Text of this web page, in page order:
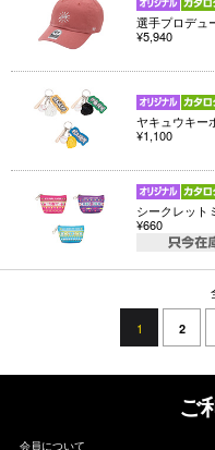
選手プロデュ
¥5,940
ヤキュウキー
¥1,100
シークレット
¥660
1 2
ご
会員について